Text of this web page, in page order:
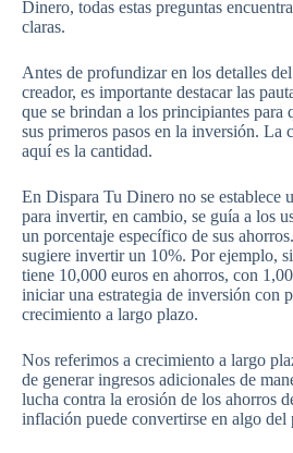
Dinero, todas estas preguntas
claras.
Antes de profundizar en los detalles
creador, es importante destacar las
que se brindan a los principiantes para
sus primeros pasos en la inversión. La
aquí es la cantidad.
En Dispara Tu Dinero no se establece
para invertir, en cambio, se guía a los
un porcentaje específico de sus
sugiere invertir un 10%. Por ejemplo,
tiene 10,000 euros en ahorros, con
iniciar una estrategia de inversión con
crecimiento a largo plazo.
Nos referimos a crecimiento a largo
de generar ingresos adicionales de
lucha contra la erosión de los ahorros
inflación puede convertirse en algo del